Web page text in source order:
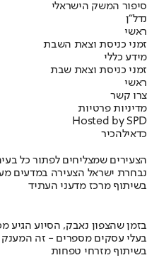
סיפור המשק הישראלי
נדל"ן
ראשי
זמני כניסת וצאת השבת
מידע כללי
זמני כניסת וצאת שבת
ראשי
צרו קשר
מדיניות פרטיות
Hosted by SPD
כדאילהכיר
הצעירים שמצליחים לפתור כל
נבחרת ישראל הצעירה במדעים
בשיתוף מרכז מדעני העתיד
בזמן שהצפון נאבק, הסיוע הגיע
בעלי עסקים מספרים - זה המענק
בשיתוף מזרחי טפחות